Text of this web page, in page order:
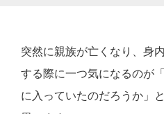
突然に親族が亡くなり、身
する際に一つ気になるのが
に入っていたのだろうか」